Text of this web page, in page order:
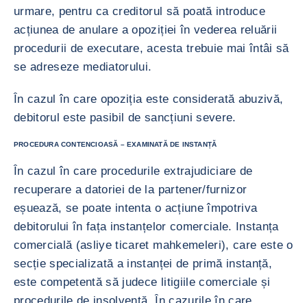
urmare, pentru ca creditorul să poată introduce
acțiunea de anulare a opoziției în vederea reluării
procedurii de executare, acesta trebuie mai întâi să
se adreseze mediatorului.
În cazul în care opoziția este considerată abuzivă,
debitorul este pasibil de sancțiuni severe.
PROCEDURA CONTENCIOASĂ – EXAMINATĂ DE INSTANȚĂ
În cazul în care procedurile extrajudiciare de
recuperare a datoriei de la partener/furnizor
eșuează, se poate intenta o acțiune împotriva
debitorului în fața instanțelor comerciale. Instanța
comercială (asliye ticaret mahkemeleri), care este o
secție specializată a instanței de primă instanță,
este competentă să judece litigiile comerciale și